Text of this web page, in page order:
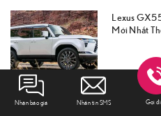
Lexus
Mới Nhất
Lexus
Nhận báo giá Nhắn tin SMS Gọi